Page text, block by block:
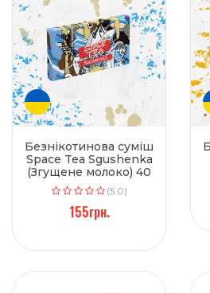
Безнікотинова суміш
Space Tea Sgushenka
(Згущене молоко) 40
г
(5.0)
155грн.